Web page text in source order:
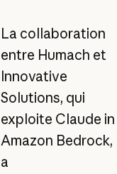
La collaboration
entre Humach et
Innovative
Solutions, qui
exploite Claude in
Amazon Bedrock,
a